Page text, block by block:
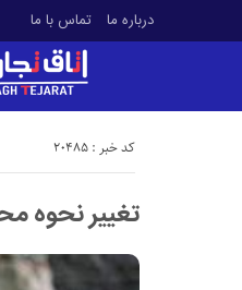
درباره ما تماس با ما
کد خبر : 20485
تغییر نحوه